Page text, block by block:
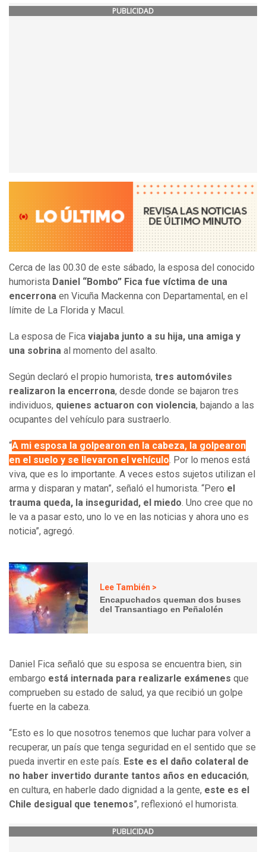
PUBLICIDAD
Cerca de las 00.30 de este sábado, la esposa del conocido
humorista Daniel “Bombo” Fica fue víctima de una
encerrona en Vicuña Mackenna con Departamental, en el
límite de La Florida y Macul.
La esposa de Fica viajaba junto a su hija, una amiga y
una sobrina al momento del asalto.
Según declaró el propio humorista, tres automóviles
realizaron la encerrona, desde donde se bajaron tres
individuos, quienes actuaron con violencia, bajando a las
ocupantes del vehículo para sustraerlo.
“A mi esposa la golpearon en la cabeza, la golpearon
en el suelo y se llevaron el vehículo. Por lo menos está
viva, que es lo importante. A veces estos sujetos utilizan el
arma y disparan y matan”, señaló el humorista. “Pero el
trauma queda, la inseguridad, el miedo. Uno cree que no
le va a pasar esto, uno lo ve en las noticias y ahora uno es
noticia”, agregó.
Lee También >
Encapuchados queman dos buses
del Transantiago en Peñalolén
Daniel Fica señaló que su esposa se encuentra bien, sin
embargo está internada para realizarle exámenes que
comprueben su estado de salud, ya que recibió un golpe
fuerte en la cabeza.
“Esto es lo que nosotros tenemos que luchar para volver a
recuperar, un país que tenga seguridad en el sentido que se
pueda invertir en este país. Este es el daño colateral de
no haber invertido durante tantos años en educación,
en cultura, en haberle dado dignidad a la gente, este es el
Chile desigual que tenemos”, reflexionó el humorista.
PUBLICIDAD